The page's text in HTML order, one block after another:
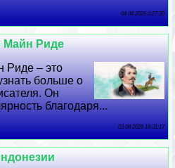
04 08 2026 0:27:20
Майн Риде
Риде – это
больше о
Он
благодаря...
03 08 2026 16:31:17